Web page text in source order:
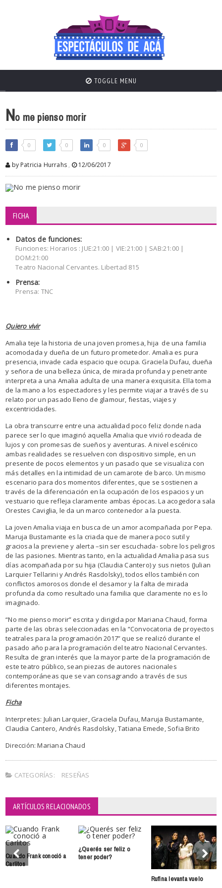
TOGGLE MENU
No me pienso morir
0 0 0 0
by Patricia Hurrahs , 12/06/2017
FICHA
Datos de funciones:
Funciones: Horarios : JUE:21:00 | VIE:21:00 | SAB:21:00 |
DOM:21:00
Teatro Nacional Cervantes. Libertad 815
Prensa:
Prensa: TNC
Quiero vivir
Amalia teje la historia de una joven promesa, hija de una familia
acomodada y dueña de un futuro prometedor. Amalia es pura
presencia, invade cada espacio que ocupa. Graciela Dufau, dueña
y señora de una belleza única, de mirada profunda y penetrante
interpreta a una Amalia adulta de una manera exquisita. Ella toma
de la mano a los espectadores y les permite viajar a través de su
relato por un pasado lleno de glamour, fiestas, viajes y
excentricidades.
La obra transcurre entre una actualidad poco feliz donde nada
parece ser lo que imaginó aquella Amalia que vivió rodeada de
lujos y con promesas de sueños y aventuras. A nivel escénico
ambas realidades se resuelven con dispositivo simple, en un
presente de pocos elementos y un pasado que se visualiza con
más detalles en la intimidad de un camarote de barco. Un mismo
escenario para dos momentos diferentes, que se sostienen a
través de la diferenciación en la ocupación de los espacios y un
vestuario que refleja claramente ambas épocas. La acogedora sala
Orestes Caviglia, le da un marco contenedor a la puesta.
La joven Amalia viaja en busca de un amor acompañada por Pepa.
Maruja Bustamante es la criada que de manera poco sutil y
graciosa la previene y alerta –sin ser escuchada- sobre los peligros
de las pasiones. Mientras tanto, en la actualidad Amalia pasa sus
días acompañada por su hija (Claudia Cantero) y sus nietos (Julian
Larquier Tellarini y Andrés Rasdolsky), todos ellos también con
conflictos amorosos donde el desamor y la falta de mirada
profunda da como resultado una familia que claramente no es lo
imaginado.
“No me pienso morir” escrita y dirigida por Mariana Chaud, forma
parte de las obras seleccionadas en la “Convocatoria de proyectos
teatrales para la programación 2017” que se realizó durante el
pasado año para la programación del teatro Nacional Cervantes.
Resulta de gran interés que la mayor parte de la programación de
este teatro público, sean piezas de autores nacionales
contemporáneas que se van consagrando a través de sus
diferentes montajes.
Ficha
Interpretes: Julian Larquier, Graciela Dufau, Maruja Bustamante,
Claudia Cantero, Andrés Rasdolsky, Tatiana Emede, Sofia Brito
Dirección: Mariana Chaud
CATEGORÍAS: RESEÑAS
ARTÍCULOS RELACIONADOS
Cuando Frank conoció a
Carlitos
¿Querés ser feliz o
tener poder?
Rufina levanta vuelo